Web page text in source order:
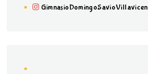
GimnasioDomingoSavioVillavicen